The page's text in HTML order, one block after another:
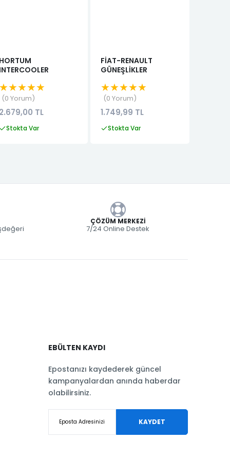
0 Yorum
TL
Stokta Var
FİAT-RENAULT
GÜNEŞLİKLER
★★★★★
0 Yorum
1.749,99 TL
Stokta Var
ÇÖZÜM MERKEZI
7/24 Online Destek
EBÜLTEN KAYDI
Epostanızı kaydederek güncel
kampanyalardan anında haberdar
olabilirsiniz.
KAYDET